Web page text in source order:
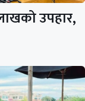
उपहार,